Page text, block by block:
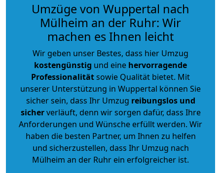
Umzüge von Wuppertal nach
Mülheim an der Ruhr: Wir
machen es Ihnen leicht
Wir geben unser Bestes, dass hier Umzug
kostengünstig und eine hervorragende
Professionalitätsowie Qualität bietet. Mit
unserer Unterstützung in Wuppertal können Sie
sicher sein, dass Ihr Umzug reibungslos und
sicherverläuft, denn wir sorgen dafür, dass Ihre
Anforderungen und Wünsche erfüllt werden. Wir
haben die besten Partner, um Ihnen zu helfen
und sicherzustellen, dass Ihr Umzug nach
Mülheim an der Ruhr ein erfolgreicher ist.